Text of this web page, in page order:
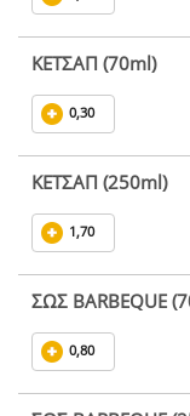
ΚΕΤΣΑΠ (70ml)
0,30
ΚΕΤΣΑΠ (250ml)
1,70
ΣΩΣ BARBEQUE
0,80